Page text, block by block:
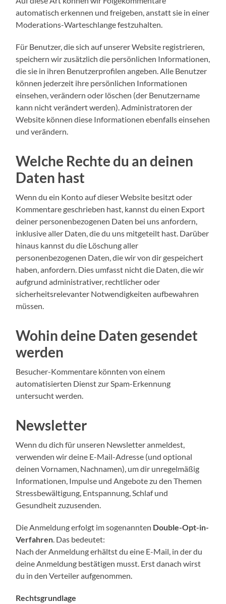
automatisch erkennen und freigeben, anstatt sie in einer
Moderations-Warteschlange festzuhalten.
Für Benutzer, die sich auf unserer Website registrieren,
speichern wir zusätzlich die persönlichen Informationen,
die sie in ihren Benutzerprofilen angeben. Alle Benutzer
können jederzeit ihre persönlichen Informationen
einsehen, verändern oder löschen (der Benutzername
kann nicht verändert werden). Administratoren der
Website können diese Informationen ebenfalls einsehen
und verändern.
Welche Rechte du an deinen
Daten hast
Wenn du ein Konto auf dieser Website besitzt oder
Kommentare geschrieben hast, kannst du einen Export
deiner personenbezogenen Daten bei uns anfordern,
inklusive aller Daten, die du uns mitgeteilt hast. Darüber
hinaus kannst du die Löschung aller
personenbezogenen Daten, die wir von dir gespeichert
haben, anfordern. Dies umfasst nicht die Daten, die wir
aufgrund administrativer, rechtlicher oder
sicherheitsrelevanter Notwendigkeiten aufbewahren
müssen.
Wohin deine Daten gesendet
werden
Besucher-Kommentare könnten von einem
automatisierten Dienst zur Spam-Erkennung
untersucht werden.
Newsletter
Wenn du dich für unseren Newsletter anmeldest,
verwenden wir deine E-Mail-Adresse (und optional
deinen Vornamen, Nachnamen), um dir unregelmäßig
Informationen, Impulse und Angebote zu den Themen
Stressbewältigung, Entspannung, Schlaf und
Gesundheit zuzusenden.
Die Anmeldung erfolgt im sogenannten Double-Opt-in-
Verfahren . Das bedeutet:
Nach der Anmeldung erhältst du eine E-Mail, in der du
deine Anmeldung bestätigen musst. Erst danach wirst
du in den Verteiler aufgenommen.
Rechtsgrundlage